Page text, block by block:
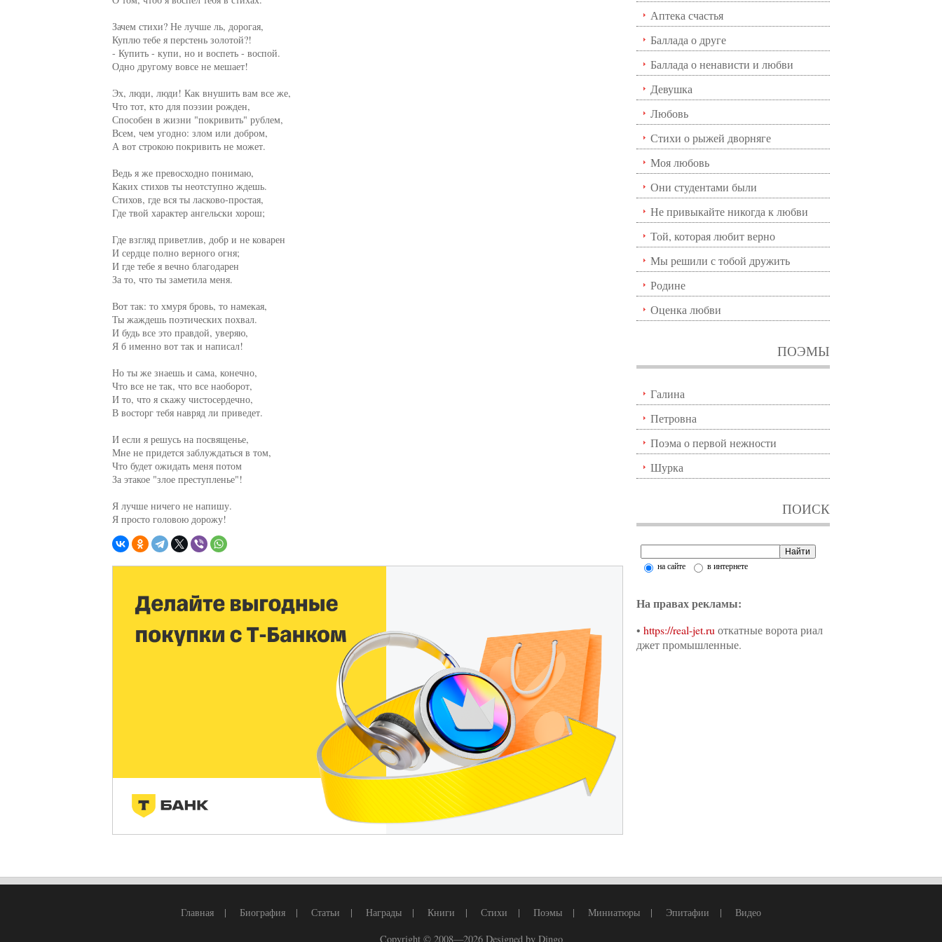
Аптека счастья
Баллада о друге
Баллада о ненависти и любви
Девушка
Любовь
Стихи о рыжей дворняге
Моя любовь
Они студентами были
Не привыкайте никогда к любви
Той, которая любит верно
Мы решили с тобой дружить
Родине
Оценка любви
ПОЭМЫ
Галина
Петровна
Поэма о первой нежности
Шурка
ПОИСК
на сайте в интернете
На правах рекламы:
• https://real-jet.ru откатные ворота риал
джет промышленные.
Зачем стихи? Не лучше ль, дорогая,
Куплю тебе я перстень золотой?!
- Купить - купи, но и воспеть - воспой.
Одно другому вовсе не мешает!
Эх, люди, люди! Как внушить вам все же,
Что тот, кто для поэзии рожден,
Способен в жизни "покривить" рублем,
Всем, чем угодно: злом или добром,
А вот строкою покривить не может.
Ведь я же превосходно понимаю,
Каких стихов ты неотступно ждешь.
Стихов, где вся ты ласково-простая,
Где твой характер ангельски хорош;
Где взгляд приветлив, добр и не коварен
И сердце полно верного огня;
И где тебе я вечно благодарен
За то, что ты заметила меня.
Вот так: то хмуря бровь, то намекая,
Ты жаждешь поэтических похвал.
И будь все это правдой, уверяю,
Я б именно вот так и написал!
Но ты же знаешь и сама, конечно,
Что все не так, что все наоборот,
И то, что я скажу чистосердечно,
В восторг тебя навряд ли приведет.
И если я решусь на посвященье,
Мне не придется заблуждаться в том,
Что будет ожидать меня потом
За этакое "злое преступленье"!
Я лучше ничего не напишу.
Я просто головою дорожу!
Главная | Биография | Статьи | Награды | Книги | Стихи | Поэмы | Миниатюры | Эпитафии | Видео
Copyright © 2008—2026 Designed by Dingo